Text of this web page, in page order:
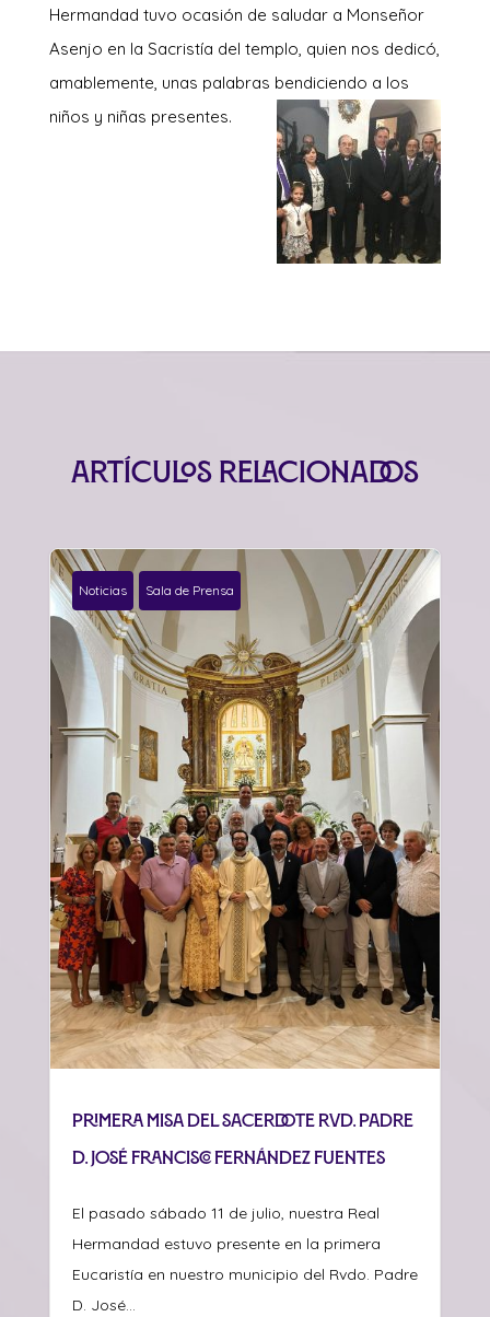
Hermandad tuvo ocasión de saludar a Monseñor
Asenjo en la Sacristía del templo, quien nos dedicó,
amablemente, unas palabras bendiciendo a los
niños y niñas presentes.
Artículos relacionados
Noticias Sala de Prensa
Primera misa del sacerdote Rvd. Padre
D. José Francisco Fernández Fuentes
El pasado sábado 11 de julio, nuestra Real
Hermandad estuvo presente en la primera
Eucaristía en nuestro municipio del Rvdo. Padre
D. José...